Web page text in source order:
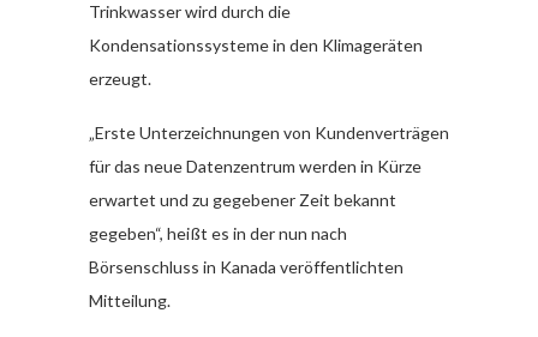
Trinkwasser wird durch die
Kondensationssysteme in den Klimageräten
erzeugt.
„Erste Unterzeichnungen von Kundenverträgen
für das neue Datenzentrum werden in Kürze
erwartet und zu gegebener Zeit bekannt
gegeben“, heißt es in der nun nach
Börsenschluss in Kanada veröffentlichten
Mitteilung.